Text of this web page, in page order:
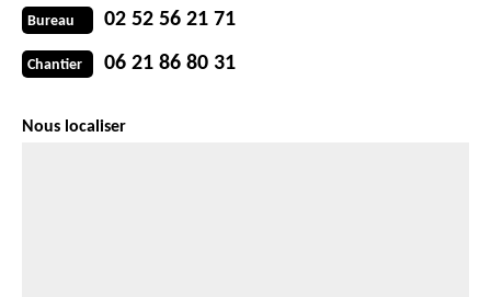
Bureau 02 52 56 21 71
Chantier 06 21 86 80 31
Nous localiser